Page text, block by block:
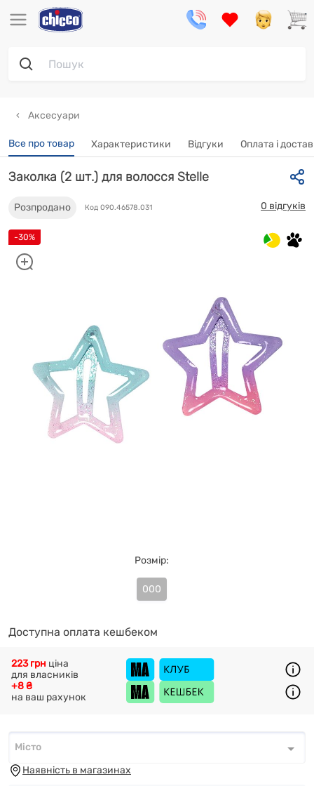
Аксесуари
Все про товар Характеристики Відгуки Oплата і
-30%
Заколка (2 шт.) для волосся Stelle
Розпродано Код 090.46578.031 0 відгуків
Розмір:
000
Доступна оплата кешбеком
+8 ₴
на ваш рахунок
223 грн ціна
для власників
Місто*
Місто
Наявність в магазинах